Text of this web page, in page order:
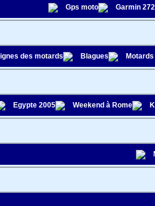
Gps moto Garmin
des motards Blagues
Egypte 2005 Weekend à Rome